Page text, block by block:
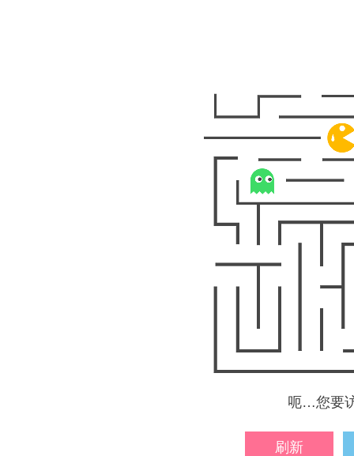
呃…您要
刷新